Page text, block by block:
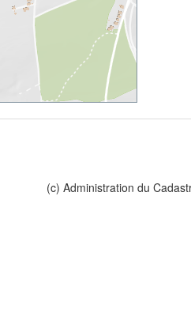
(c) Administration du